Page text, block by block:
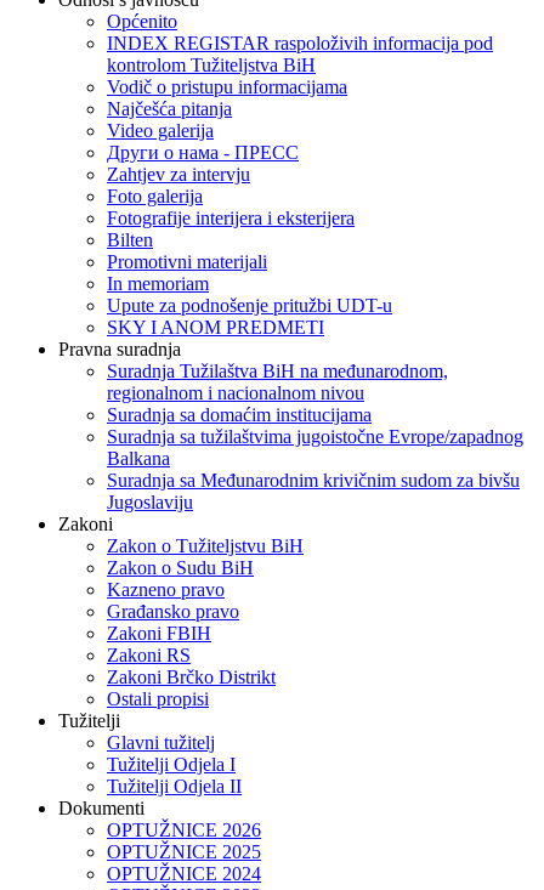
Općenito
INDEX REGISTAR raspoloživih informacija pod
kontrolom Tužiteljstva BiH
Vodič o pristupu informacijama
Najčešća pitanja
Video galerija
Други о нама - ПРЕСC
Zahtjev za intervju
Foto galerija
Fotografije interijera i eksterijera
Bilten
Promotivni materijali
In memoriam
Upute za podnošenje pritužbi UDT-u
SKY I ANOM PREDMETI
Pravna suradnja
Suradnja Tužilaštva BiH na međunarodnom,
regionalnom i nacionalnom nivou
Suradnja sa domaćim institucijama
Suradnja sa tužilaštvima jugoistočne Evrope/zapadnog
Balkana
Suradnja sa Međunarodnim krivičnim sudom za bivšu
Jugoslaviju
Zakoni
Zakon o Тužiteljstvu BiH
Zakon o Sudu BiH
Kazneno pravo
Građansko pravo
Zakoni FBIH
Zakoni RS
Zakoni Brčko Distrikt
Ostali propisi
Tužitelji
Glavni tužitelj
Tužitelji Odjela I
Tužitelji Odjela II
Dokumenti
OPTUŽNICE 2026
OPTUŽNICE 2025
OPTUŽNICE 2024